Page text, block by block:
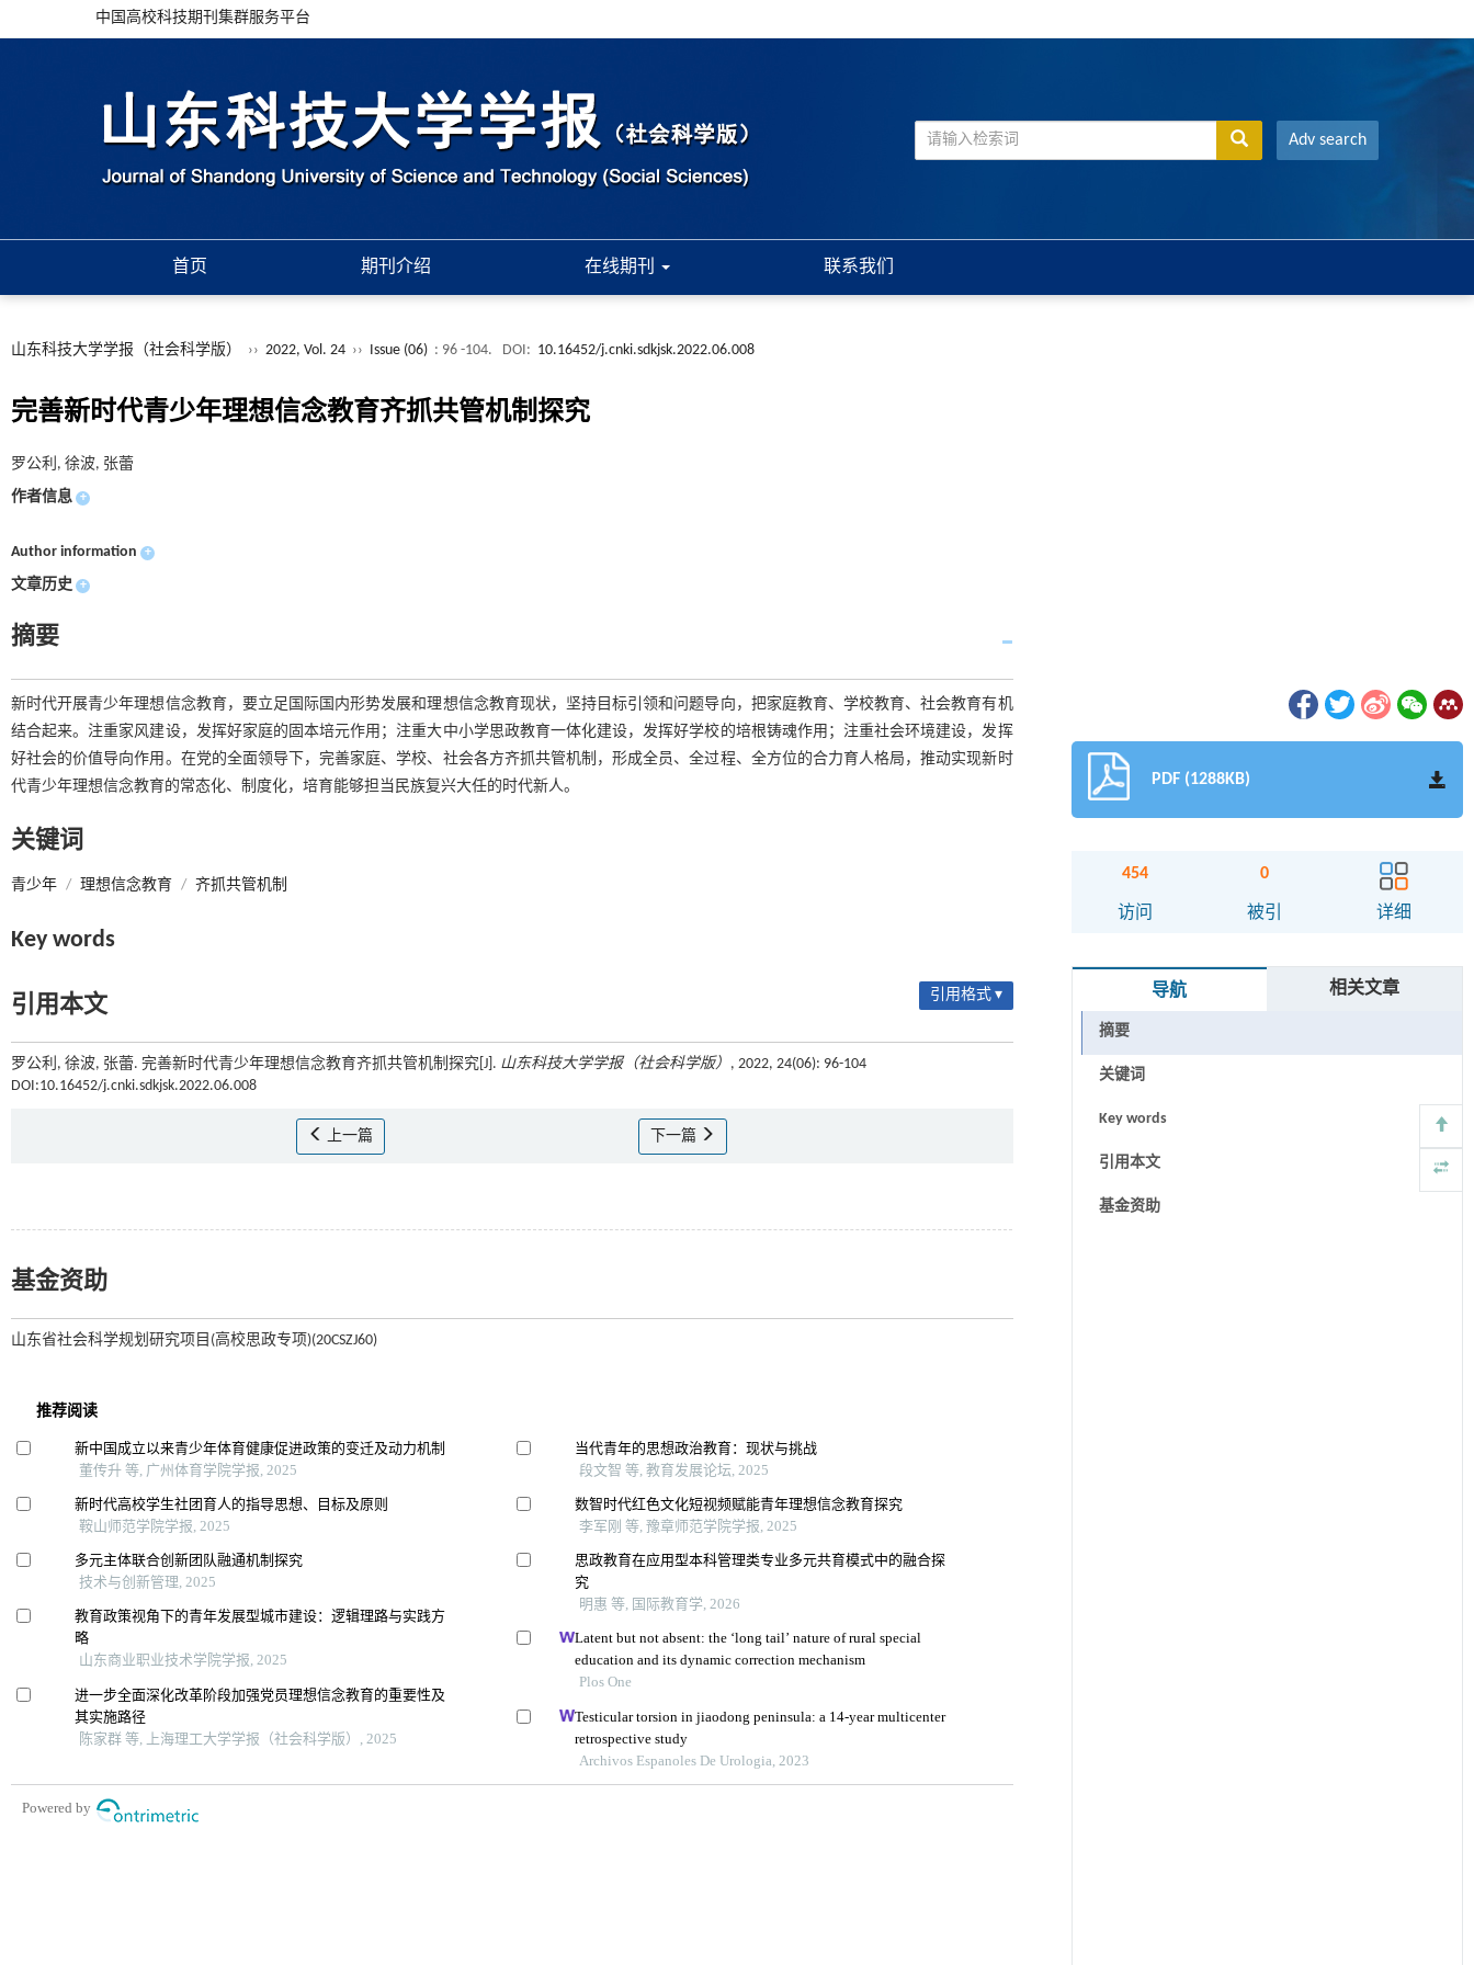
中国高校科技期刊集群服务平台
Adv search
首页 期刊介绍 在线期刊 联系我们
山东科技大学学报（社会科学版） ›› 2022, Vol. 24 ›› Issue (06) : 96 -104. DOI: 10.16452/j.cnki.sdkjsk.2022.06.008
完善新时代青少年理想信念教育齐抓共管机制探究
罗公利, 徐波, 张蕾
作者信息 +
Author information +
文章历史 +
摘要
新时代开展青少年理想信念教育，要立足国际国内形势发展和理想信念教育现状，坚持目标引领和问题导向，把家庭教育、学校教育、社会教育有机
结合起来。注重家风建设，发挥好家庭的固本培元作用；注重大中小学思政教育一体化建设，发挥好学校的培根铸魂作用；注重社会环境建设，发挥
好社会的价值导向作用。在党的全面领导下，完善家庭、学校、社会各方齐抓共管机制，形成全员、全过程、全方位的合力育人格局，推动实现新时
代青少年理想信念教育的常态化、制度化，培育能够担当民族复兴大任的时代新人。
关键词
青少年 / 理想信念教育 / 齐抓共管机制
Key words
引用本文 引用格式 ▾
罗公利, 徐波, 张蕾. 完善新时代青少年理想信念教育齐抓共管机制探究[J]. 山东科技大学学报（社会科学版） , 2022, 24(06): 96-104
DOI:10.16452/j.cnki.sdkjsk.2022.06.008
上一篇 下一篇
基金资助
山东省社会科学规划研究项目(高校思政专项)(20CSZJ60)
PDF (1288KB)
454
访问
0
被引 详细
导航 相关文章
摘要
关键词
Key words
引用本文
基金资助